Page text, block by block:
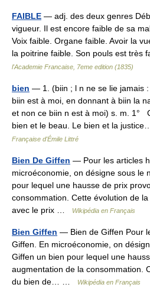
FAIBLE — adj. des deux genres
vigueur. Il est encore faible de sa
Voix faible. Organe faible. Avoir la
la poitrine faible. Son pouls est
l'Academie Francaise, 7eme edition (1835)
bien — 1. (biin ; l n ne se lie jamais
biin est à moi, en donnant à biin la
et non ce biin n est à moi) s. m. 1°
bien et le beau. Le bien et la
Française d'Émile Littré
Bien De Giffen — Pour les articles
microéconomie, on désigne sous le
pour lequel une hausse de prix
consommation. Cette évolution de
avec le prix …
Wikipédia en Français
Bien Giffen — Bien de Giffen Pour
Giffen. En microéconomie, on
Giffen un bien pour lequel une
augmentation de la consommation.
du bien de… …
Wikipédia en Français